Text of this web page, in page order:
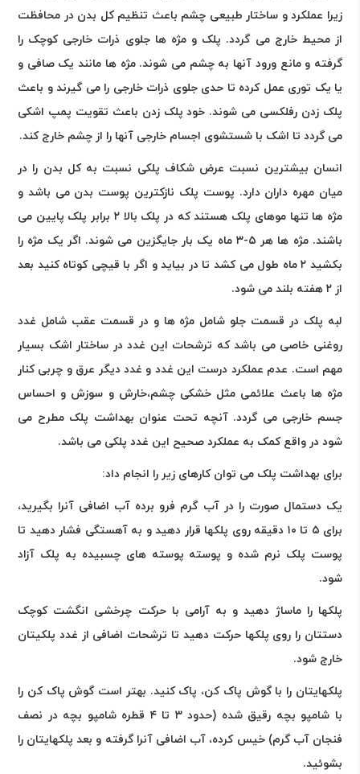
زیرا عملکرد و ساختار طبیعی چشم باعث تنظیم کل بدن در محافظت
از محیط خارج می گردد. پلک و مژه ها جلوی ذرات خارجی کوچک را
گرفته و مانع ورود آنها به چشم می شوند. مژه ها مانند یک صافی و
یا یک توری عمل کرده تا حدی جلوی ذرات خارجی را می گیرند و باعث
پلک زدن رفلکسی می شوند. خود پلک زدن باعث تقویت پمپ اشکی
می گردد تا اشک با شستشوی اجسام خارجی آنها را از چشم خارج کند.
انسان بیشترین نسبت عرض شکاف پلکی نسبت به کل بدن را در
میان مهره داران دارد. پوست پلک نازکترین پوست بدن می باشد و
مژه ها تنها موهای پلک هستند که در پلک بالا ۲ برابر پلک پایین می
باشند. مژه ها هر ۵-۳ ماه یک بار جایگزین می شوند. اگر یک مژه را
بکشید ۲ ماه طول می کشد تا در بیاید و اگر با قیچی کوتاه کنید بعد
از ۲ هفته بلند می شود
.
لبه پلک در قسمت جلو شامل مژه ها و در قسمت عقب شامل غدد
روغنی خاصی می باشد که ترشحات این غدد در ساختار اشک بسیار
مهم است. عدم عملکرد درست این غدد و غدد دیگر عرق و چربی کنار
مژه ها باعث علائمی مثل خشکی چشم،خارش و سوزش و احساس
جسم خارجی می گردد. آنچه تحت عنوان بهداشت پلک مطرح می
شود در واقع کمک به عملکرد صحیح این غدد پلکی می باشد.
برای بهداشت پلک می توان کارهای زیر را انجام داد:
یک دستمال صورت را در آب گرم فرو برده آب اضافی آنرا بگیرید،
برای ۵ تا ۱۰ دقیقه روی پلکها قرار دهید و به آهستگی فشار دهید تا
پوست پلک نرم شده و پوسته پوسته های چسبیده به پلک آزاد
شود.
پلکها را ماساژ دهید و به آرامی با حرکت چرخشی انگشت کوچک
دستتان را روی پلکها حرکت دهید تا ترشحات اضافی از غدد پلکیتان
خارج شود.
پلکهایتان را با گوش پاک کن، پاک کنید. بهتر است گوش پاک کن را
با شامپو بچه رقیق شده (حدود ۳ تا ۴ قطره شامپو بچه در نصف
فنجان آب گرم) خیس کرده، آب اضافی آنرا گرفته و بعد پلکهایتان را
بشوئید.